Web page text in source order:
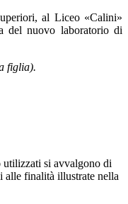
al Liceo «Calini»
del nuovo laboratorio di
figlia).
utilizzati si avvalgono di
alle finalità illustrate nella